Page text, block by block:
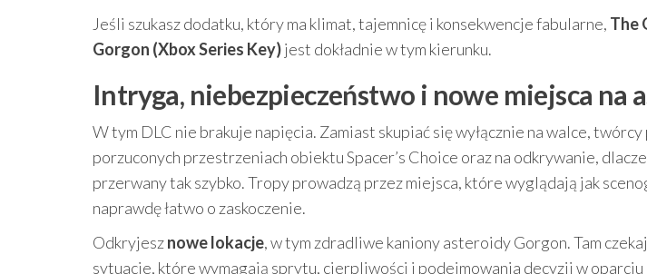
Jeśli szukasz dodatku, który ma klimat, tajemnicę i konsekwencje fabularne, The
Gorgon (Xbox Series Key)jest dokładnie w tym kierunku.
Intryga, niebezpieczeństwo i nowe miejsca na
W tym DLC nie brakuje napięcia. Zamiast skupiać się wyłącznie na walce,
porzuconych przestrzeniach obiektu Spacer’s Choice oraz na odkrywanie,
przerwany tak szybko. Tropy prowadzą przez miejsca, które wyglądają jak
naprawdę łatwo o zaskoczenie.
Odkryjesznowe lokacje, w tym zdradliwe kaniony asteroidy Gorgon. Tam
sytuacje, które wymagają sprytu, cierpliwości i podejmowania decyzji w oparciu